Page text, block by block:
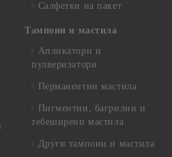
Салфетки на пакет
Тампони и мастила
Апликатори и
пулверизатори
Перманентни мастила
Пигментни, багрилни и
тебеширени мастила
Други тампони и мастила